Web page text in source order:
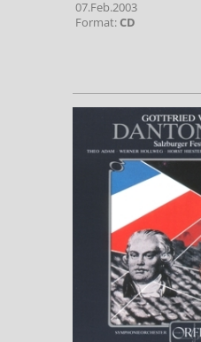
07.Feb.2003
Format:CD